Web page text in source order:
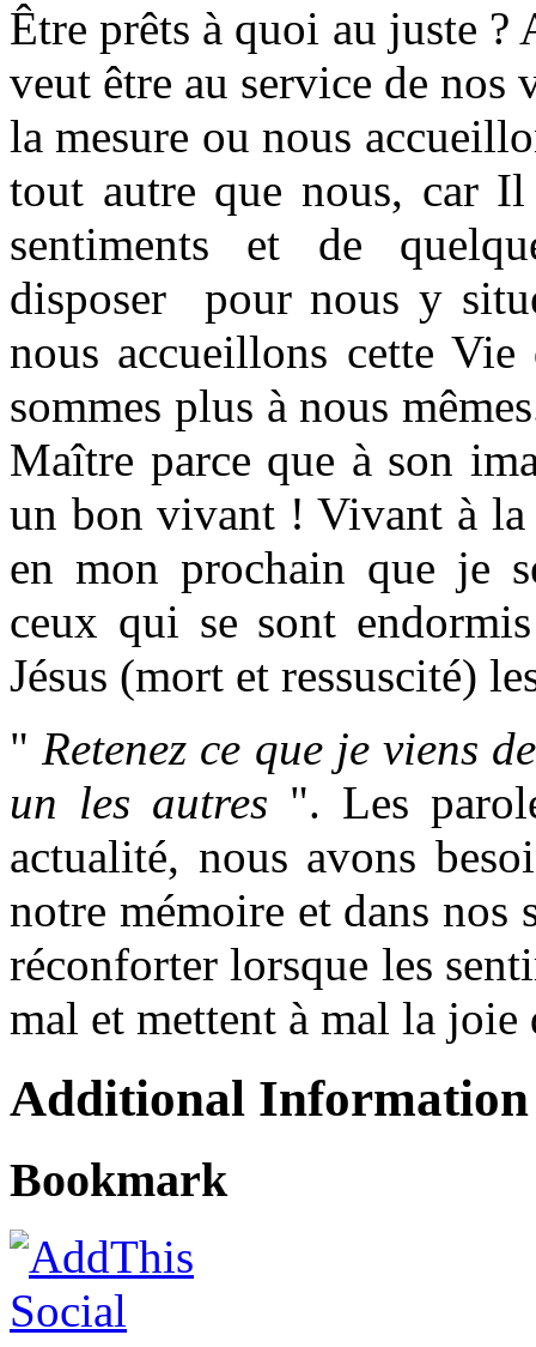
Être prêts à quoi au juste
veut être au service de nos
la mesure ou nous
tout autre que nous, car Il
sentiments et de
disposer pour nous y
nous accueillons cette
sommes plus à nous
Maître parce que à son
un bon vivant ! Vivant à la
en mon prochain que je
ceux qui se sont
Jésus (mort et ressuscité)
"Retenez ce que je viens
un les autres ". Les
actualité, nous avons
notre mémoire et dans
réconforter lorsque les
mal et mettent à mal la
Additional Information
Bookmark